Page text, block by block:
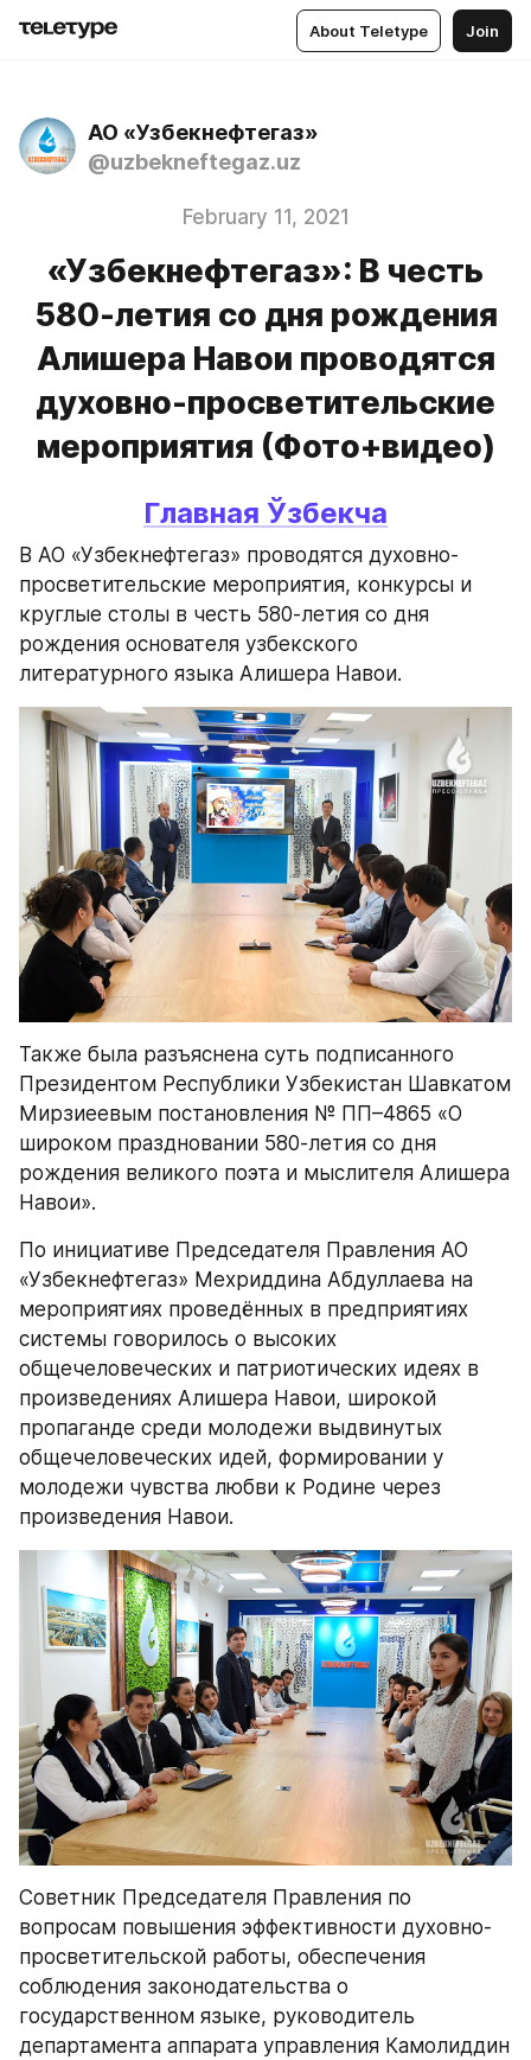
About Teletype Join
АО «Узбекнефтегаз»
@uzbekneftegaz.uz
February 11, 2021
«Узбекнефтегаз»: В честь
580-летия со дня рождения
Алишера Навои проводятся
духовно-просветительские
мероприятия (Фото+видео)
Главная Ўзбекча
В АО «Узбекнефтегаз» проводятся духовно-
просветительские мероприятия, конкурсы и
круглые столы в честь 580-летия со дня
рождения основателя узбекского
литературного языка Алишера Навои.
Также была разъяснена суть подписанного
Президентом Республики Узбекистан Шавкатом
Мирзиеевым постановления № ПП–4865 «О
широком праздновании 580-летия со дня
рождения великого поэта и мыслителя Алишера
Навои».
По инициативе Председателя Правления АО
«Узбекнефтегаз» Мехриддина Абдуллаева на
мероприятиях проведённых в предприятиях
системы говорилось о высоких
общечеловеческих и патриотических идеях в
произведениях Алишера Навои, широкой
пропаганде среди молодежи выдвинутых
общечеловеческих идей, формировании у
молодежи чувства любви к Родине через
произведения Навои.
Советник Председателя Правления по
вопросам повышения эффективности духовно-
просветительской работы, обеспечения
соблюдения законодательства о
государственном языке, руководитель
департамента аппарата управления Камолиддин